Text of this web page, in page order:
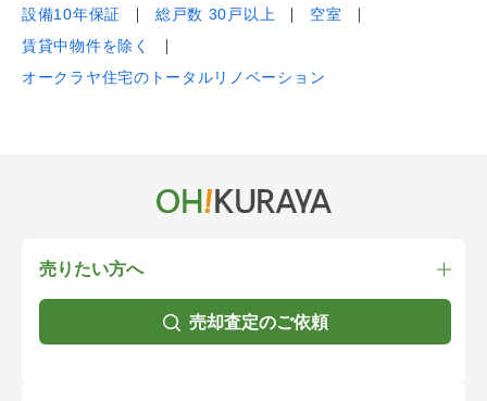
設備10年保証
総戸数 30戸以上
空室
賃貸中物件を除く
オークラヤ住宅のトータルリノベーション
売りたい方へ
売却査定のご依頼